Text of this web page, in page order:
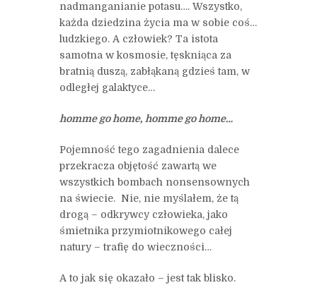
nadmanganianie potasu…. Wszystko,
każda dziedzina życia ma w sobie coś…
ludzkiego. A człowiek? Ta istota
samotna w kosmosie, tęskniąca za
bratnią duszą, zabłąkaną gdzieś tam, w
odległej galaktyce…
homme go home, homme go home…
Pojemność tego zagadnienia dalece
przekracza objętość zawartą we
wszystkich bombach nonsensownych
na świecie. Nie, nie myślałem, że tą
drogą – odkrywcy człowieka, jako
śmietnika przymiotnikowego całej
natury – trafię do wieczności…
A to jak się okazało – jest tak blisko.